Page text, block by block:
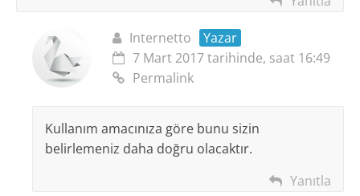
Internetto
Yazar
7 Mart 2017 tarihinde, saat 16:49
Permalink
Kullanım amacınıza göre bunu sizin
belirlemeniz daha doğru olacaktır.
Yanıtla